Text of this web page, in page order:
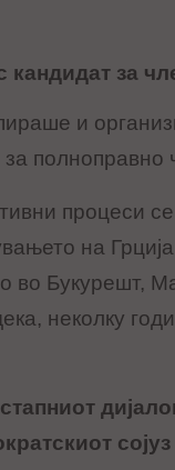
кандидат за
и
за
процеси
на
во Букурешт,
неколку